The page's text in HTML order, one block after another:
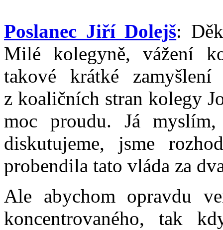
Poslanec Jiří Dolejš:
Milé kolegyně, vážení
takové krátké
z koaličních stran kolegy
moc proudu. Já
diskutujeme, jsme
probendila tato vláda za
Ale abychom opravdu
koncentrovaného, tak